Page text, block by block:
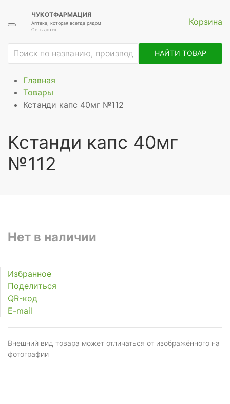
ЧУКОТФАРМАЦИЯ
Аптека, которая всегда рядом
Сеть аптек
Корзина
НАЙТИ ТОВАР
Главная
Товары
Кстанди капс 40мг №112
Кстанди капс 40мг
№112
Нет в наличии
Избранное
Поделиться
QR-код
E-mail
Внешний вид товара может отличаться от изображённого на
фотографии